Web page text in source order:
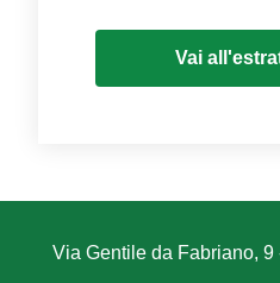
Vai
Via Gentile da Fabriano, 9